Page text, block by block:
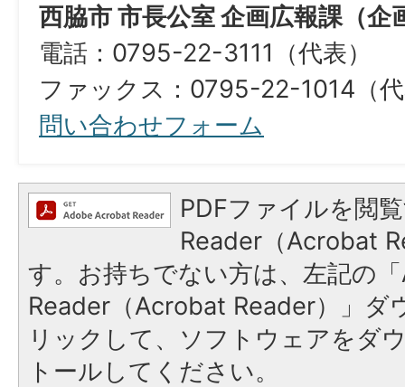
西脇市 市長公室 企画広報課（企
電話：0795-22-3111（代表）
ファックス：0795-22-1014（
問い合わせフォーム
PDFファイルを閲
Reader（Acrobat
す。お持ちでない方は、左記の
Reader（Acrobat Reader）」ダ
リックして、ソフトウェアをダ
トールしてください。